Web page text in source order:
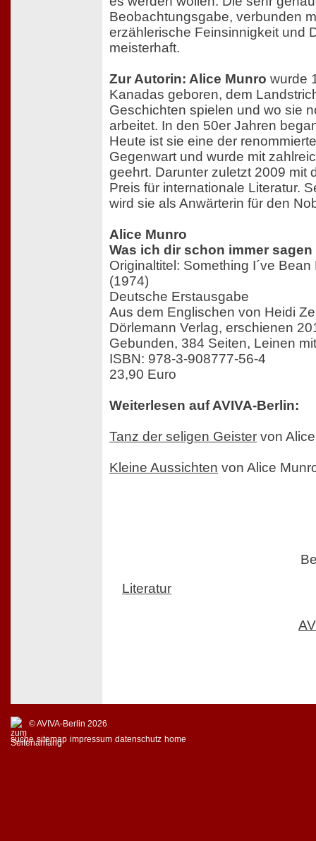
Beobachtungsgabe, verbunden
erzählerische Feinsinnigkeit und
meisterhaft.
Zur Autorin: Alice Munro wurde
Kanadas geboren, dem
Geschichten spielen und wo sie
arbeitet. In den 50er Jahren
Heute ist sie eine der
Gegenwart und wurde mit
geehrt. Darunter zuletzt 2009 mit
Preis für internationale Literatur.
wird sie als Anwärterin für den
Alice Munro
Was ich dir schon immer
Originaltitel: Something I´ve
(1974)
Deutsche Erstausgabe
Aus dem Englischen von Heidi
Dörlemann Verlag, erschienen
Gebunden, 384 Seiten, Leinen
ISBN: 978-3-908777-56-4
23,90 Euro
Weiterlesen auf AVIVA-Berlin:
Tanz der seligen Geister von
Kleine Aussichten von Alice
Literatur
© AVIVA-Berlin 2026
suche sitemap impressum datenschutz home